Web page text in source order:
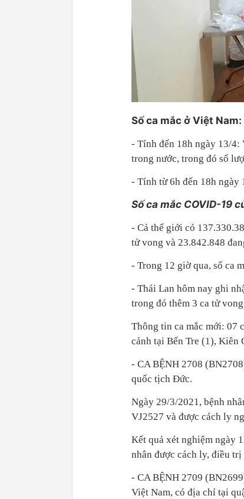
Số ca mắc ở Việt Nam:
- Tính đến 18h ngày 13/4:
trong nước, trong đó số
- Tính từ 6h đến 18h ngày
Số ca mắc COVID-19
- Cả thế giới có
tử vong và 23.842.848
- Trong 12 giờ qua, số ca
- Thái Lan hôm nay ghi
trong đó thêm 3 ca tử
Thông tin ca mắc mới: 07
cảnh tại Bến Tre (1), Kiên
- CA BỆNH 2708
quốc tịch Đức.
Ngày 29/3/2021, bệnh
VJ2527 và được cách ly
Kết quả xét nghiệm ngày
nhân được cách ly, điều
- CA BỆNH 2709
Việt Nam, có địa chỉ tại